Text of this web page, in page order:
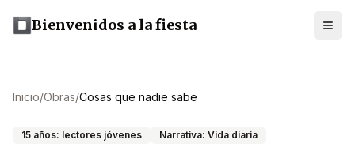
Bienvenidos a la fiesta
Inicio/Obras/Cosas que nadie sabe
15 años: lectores jóvenes Narrativa: Vida diaria